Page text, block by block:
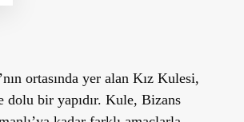
ortasında yer alan Kız Kulesi,
dolu bir yapıdır. Kule, Bizans